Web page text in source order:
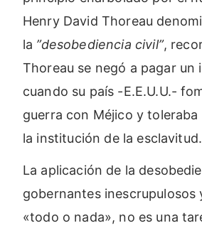
Henry David Thoreau
la ”desobediencia civil”,
Thoreau se negó a pagar un
cuando su país -E.E.U.U.-
guerra con Méjico y
la institución de la esclavitud.
La aplicación de la
gobernantes inescrupulosos
«todo o nada», no es una